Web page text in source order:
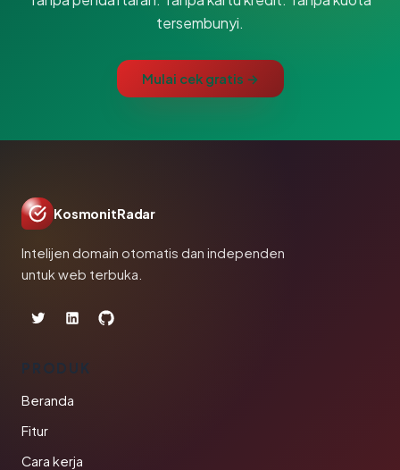
tersembunyi.
Mulai cek gratis →
KosmonitRadar
Intelijen domain otomatis dan independen
untuk web terbuka.
PRODUK
Beranda
Fitur
Cara kerja